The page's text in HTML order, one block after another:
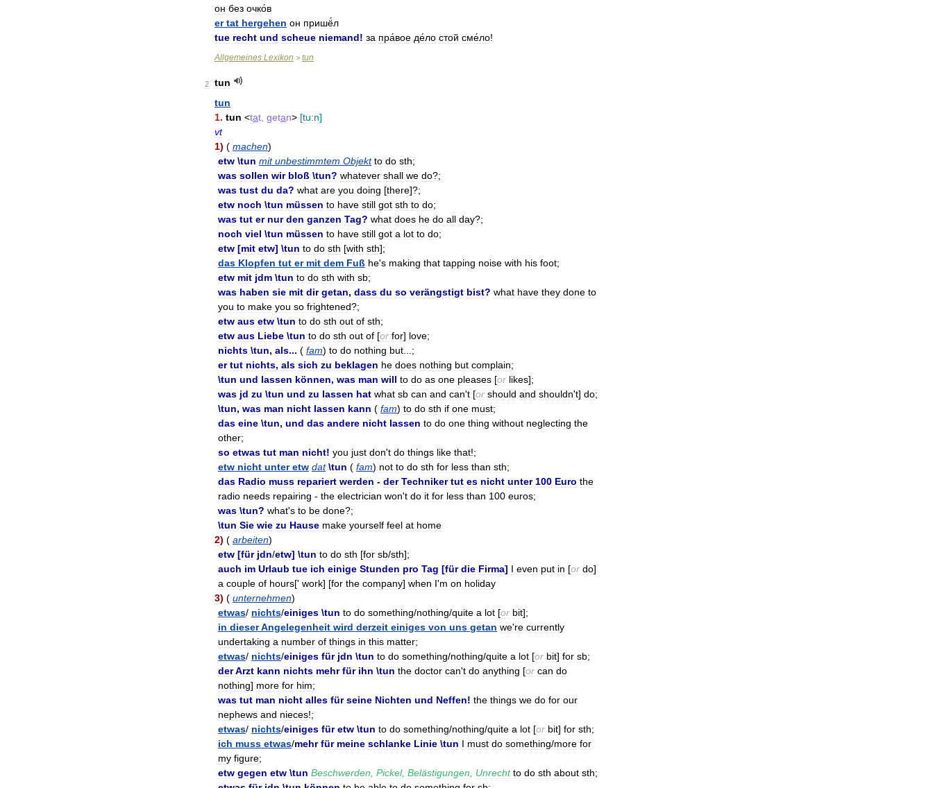
он без очко́в
er tat hergehen он пришё́л
tue recht und scheue niemand! за пра́вое де́ло стой сме́ло!
Allgemeines Lexikon > tun
2
tun
tun
1. tun <tat getan> [tu:n]
vt
1) ( machen)
etw \tun mit unbestimmtem Objekt to do sth;
was sollen wir bloß \tun? whatever shall we do?;
was tust du da? what are you doing [there]?;
etw noch \tun müssen to have still got sth to do;
was tut er nur den ganzen Tag? what does he do all day?;
noch viel \tun müssen to have still got a lot to do;
etw [mit etw] \tun to do sth [with sth];
das Klopfen tut er mit dem Fuß he's making that tapping noise with his foot;
etw mit jdm \tun to do sth with sb;
was haben sie mit dir getan, dass du so verängstigt bist? what have they done to
you to make you so frightened?;
etw aus etw \tun to do sth out of sth;
etw aus Liebe \tun to do sth out of [or for] love;
nichts \tun, als... ( fam) to do nothing but ...;
er tut nichts, als sich zu beklagen he does nothing but complain;
\tun und lassen können, was man will to do as one pleases [or likes];
was jd zu \tun und zu lassen hat what sb can and can't [or should and shouldn't] do;
\tun, was man nicht lassen kann ( fam) to do sth if one must;
das eine \tun, und das andere nicht lassen to do one thing without neglecting the
other;
so etwas tut man nicht! you just don't do things like that!;
etw nicht unter etw dat \tun ( fam) not to do sth for less than sth;
das Radio muss repariert werden - der Techniker tut es nicht unter 100 Euro the
radio needs repairing - the electrician won't do it for less than 100 euros;
was \tun? what's to be done?;
\tun Sie wie zu Hause make yourself feel at home
2) ( arbeiten)
etw [für jdn/etw] \tun to do sth [for sb/sth];
auch im Urlaub tue ich einige Stunden pro Tag [für die Firma] I even put in [or do]
a couple of hours[' work] [for the company] when I'm on holiday
3) ( unternehmen)
etwas/ nichts/einiges \tun to do something/nothing/quite a lot [or bit];
in dieserAngelegenheit wird derzeit einiges von uns getan we're currently
undertaking a number of things in this matter;
etwas/ nichts/einiges für jdn \tun to do something/nothing/quite a lot [or bit] for sb;
derArzt kann nichts mehr für ihn \tun the doctor can't do anything [or can do
nothing] more for him;
was tut man nicht alles für seine Nichten und Neffen! the things we do for our
nephews and nieces!;
etwas/ nichts/einiges für etw \tun to do something/nothing/quite a lot [or bit] for sth;
ich muss etwas/mehr für meine schlanke Linie \tun I must do something/more for
my figure;
etw gegen etw \tun Beschwerden Pickel, Belästigungen Unrecht to do sth about sth;